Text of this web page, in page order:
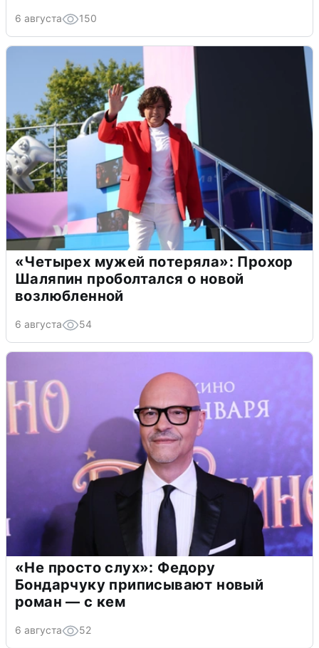
6 августа 150
«Четырех мужей потеряла»: Прохор
Шаляпин проболтался о новой
возлюбленной
6 августа 54
«Не просто слух»: Федору
Бондарчуку приписывают новый
роман — с кем
6 августа 52